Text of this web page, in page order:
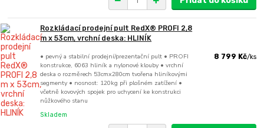
Rozkládací prodejní pult RedX® PROFI 2,8
m x 53cm, vrchní deska: HLINÍK
• pevný a stabilní prodejní/prezentační pult • PROFI
konstrukce, 6063 hliník a nylonové klouby • vrchní
deska o rozměrech 53cmx280cm tvořena hliníkovými
segmenty • nosnost: 120kg při plošném zatížení •
včetně kovových spojek pro uchycení ke konstrukci
nůžkového stanu
8 799 Kč/ks
Skladem